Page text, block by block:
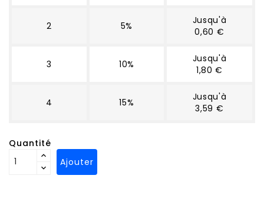
2 5%
Jusqu'à
0,60 €
3 10%
Jusqu'à
1,80 €
4 15%
Jusqu'à
3,59 €
Quantité
Ajouter